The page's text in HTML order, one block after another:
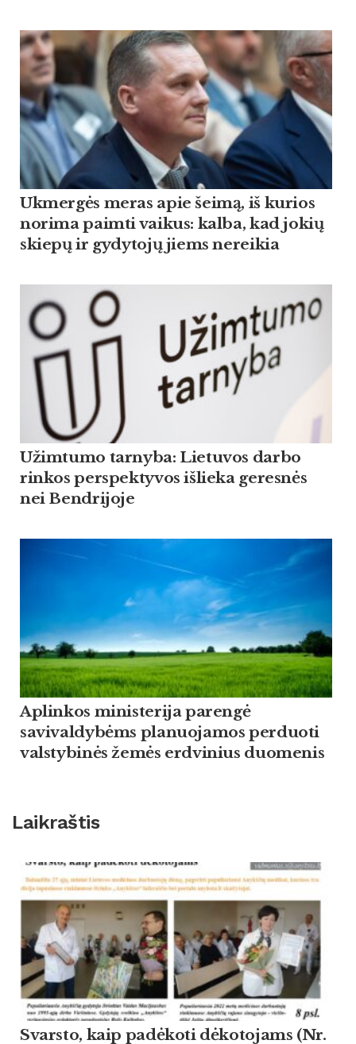
Ukmergės meras apie šeimą, iš kurios
norima paimti vaikus: kalba, kad jokių
skiepų ir gydytojų jiems nereikia
Užimtumo tarnyba: Lietuvos darbo
rinkos perspektyvos išlieka geresnės
nei Bendrijoje
Aplinkos ministerija parengė
savivaldybėms planuojamos perduoti
valstybinės žemės erdvinius duomenis
Laikraštis
Svarsto, kaip padėkoti dėkotojams (Nr.